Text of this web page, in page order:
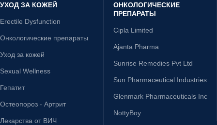
УХОД ЗА КОЖЕЙ
Erectile Dysfunction
Онкологические препараты
Уход за кожей
Sexual Wellness
Гепатит
Остеопороз - Артрит
Лекарства от ВИЧ
ОНКОЛОГИЧЕСКИЕ
ПРЕПАРАТЫ
Cipla Limited
Ajanta Pharma
Sunrise Remedies Pvt Ltd
Sun Pharmaceutical Industries
Glenmark Pharmaceuticals Inc
NottyBoy